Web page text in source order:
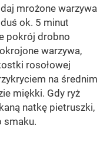
mrożone warzywa
ok. 5 minut
pokrój drobno
warzywa,
rosołowej
na średnim
miękki. Gdy ryż
natkę pietruszki,
smaku.